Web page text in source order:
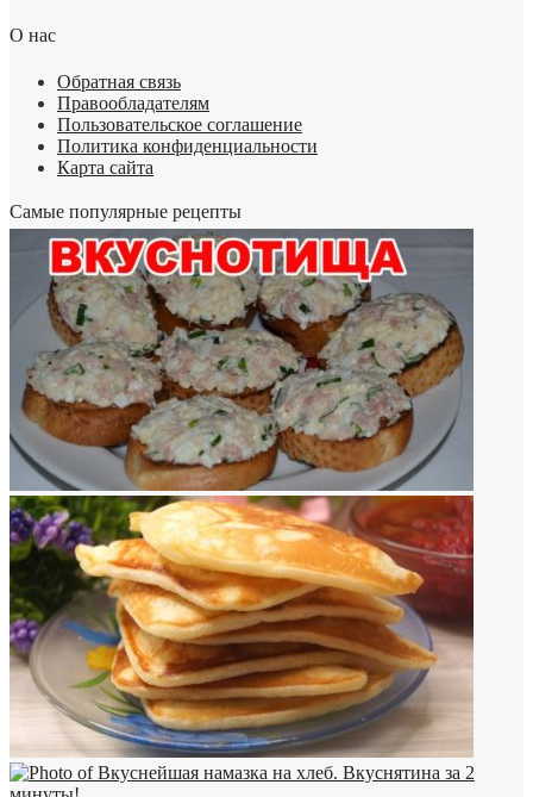
О нас
Обратная связь
Правообладателям
Пользовательское соглашение
Политика конфиденциальности
Карта сайта
Самые популярные рецепты